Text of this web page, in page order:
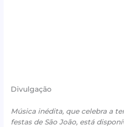
Divulgação
Música inédita, que celebra a
festas de São João, está